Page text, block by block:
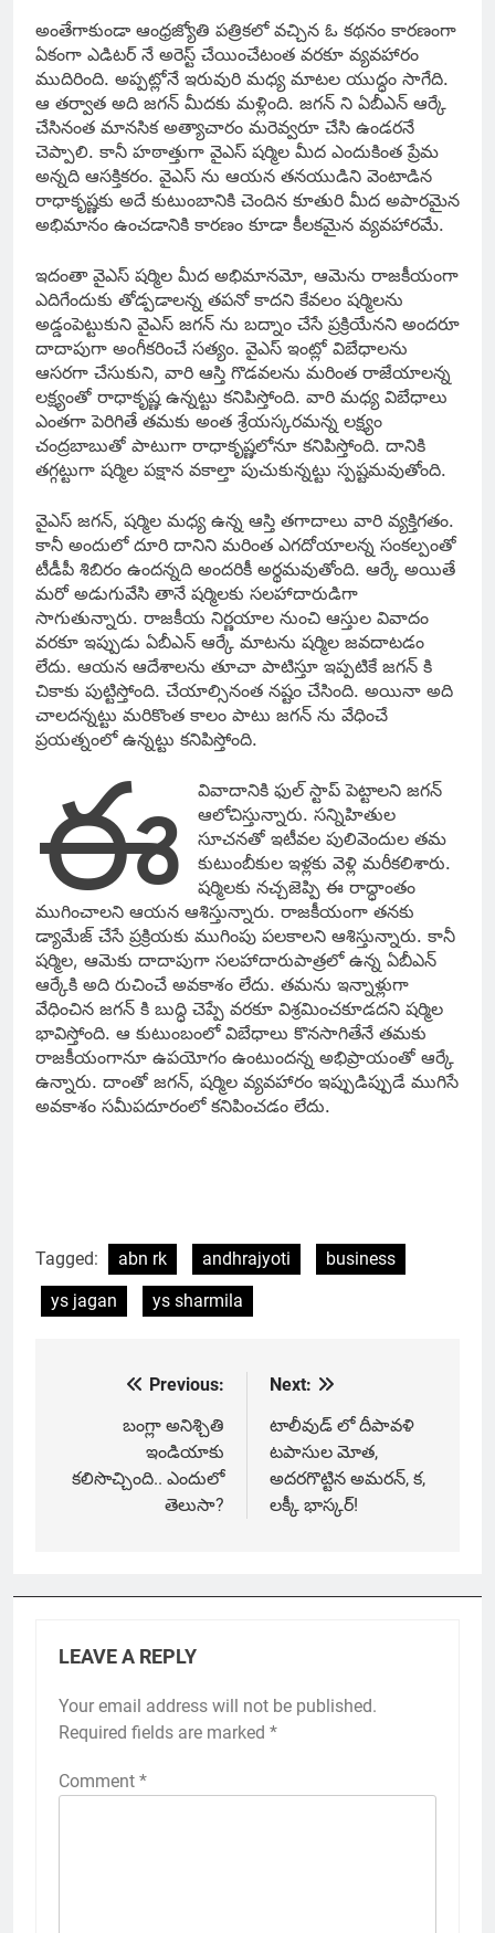
అంతేగాకుండా ఆంధ్రజ్యోతి పత్రికలో వచ్చిన ఓ కథనం కారణంగా
ఏకంగా ఎడిటర్ నే అరెస్ట్ చేయించేటంత వరకూ వ్యవహారం
ముదిరింది. అప్పట్లోనే ఇరువురి మధ్య మాటల యుద్ధం సాగేది.
ఆ తర్వాత అది జగన్ మీదకు మళ్లింది. జగన్ ని ఏబీఎన్ ఆర్కే
చేసినంత మానసిక అత్యాచారం మరెవ్వరూ చేసి ఉండరనే
చెప్పాలి. కానీ హఠాత్తుగా వైఎస్ షర్మిల మీద ఎందుకింత ప్రేమ
అన్నది ఆసక్తికరం. వైఎస్ ను ఆయన తనయుడిని వెంటాడిన
రాధాకృష్ణకు అదే కుటుంబానికి చెందిన కూతురి మీద అపారమైన
అభిమానం ఉంచడానికి కారణం కూడా కీలకమైన వ్యవహారమే.
ఇదంతా వైఎస్ షర్మిల మీద అభిమానమో, ఆమెను రాజకీయంగా
ఎదిగేందుకు తోడ్పడాలన్న తపనో కాదని కేవలం షర్మిలను
అడ్డంపెట్టుకుని వైఎస్ జగన్ ను బద్నాం చేసే ప్రక్రియేనని అందరూ
దాదాపుగా అంగీకరించే సత్యం. వైఎస్ ఇంట్లో విబేధాలను
ఆసరగా చేసుకుని, వారి ఆస్తి గొడవలను మరింత రాజేయాలన్న
లక్ష్యంతో రాధాకృష్ణ ఉన్నట్టు కనిపిస్తోంది. వారి మధ్య విబేధాలు
ఎంతగా పెరిగితే తమకు అంత శ్రేయస్కరమన్న లక్ష్యం
చంద్రబాబుతో పాటుగా రాధాకృష్ణలోనూ కనిపిస్తోంది. దానికి
తగ్గట్టుగా షర్మిల పక్షాన వకాల్తా పుచుకున్నట్టు స్పష్టమవుతోంది.
వైఎస్ జగన్, షర్మిల మధ్య ఉన్న ఆస్తి తగాదాలు వారి వ్యక్తిగతం.
కానీ అందులో దూరి దానిని మరింత ఎగదోయాలన్న సంకల్పంతో
టీడీపీ శిబిరం ఉందన్నది అందరికీ అర్థమవుతోంది. ఆర్కే అయితే
మరో అడుగువేసి తానే షర్మిలకు సలహాదారుడిగా
సాగుతున్నారు. రాజకీయ నిర్ణయాల నుంచి ఆస్తుల వివాదం
వరకూ ఇప్పుడు ఏబీఎన్ ఆర్కే మాటను షర్మిల జవదాటడం
లేదు. ఆయన ఆదేశాలను తూచా పాటిస్తూ ఇప్పటికే జగన్ కి
చికాకు పుట్టిస్తోంది. చేయాల్సినంత నష్టం చేసింది. అయినా అది
చాలదన్నట్టు మరికొంత కాలం పాటు జగన్ ను వేధించే
ప్రయత్నంలో ఉన్నట్టు కనిపిస్తోంది.
ఈ
వివాదానికి ఫుల్ స్టాప్ పెట్టాలని జగన్
ఆలోచిస్తున్నారు. సన్నిహితుల
సూచనతో ఇటీవల పులివెందుల తమ
కుటుంబీకుల ఇళ్లకు వెళ్లి మరీకలిశారు.
షర్మిలకు నచ్చజెప్పి ఈ రాద్ధాంతం
ముగించాలని ఆయన ఆశిస్తున్నారు. రాజకీయంగా తనకు
డ్యామేజ్ చేసే ప్రక్రియకు ముగింపు పలకాలని ఆశిస్తున్నారు. కానీ
షర్మిల, ఆమెకు దాదాపుగా సలహాదారుపాత్రలో ఉన్న ఏబీఎన్
ఆర్కేకి అది రుచించే అవకాశం లేదు. తమను ఇన్నాళ్లుగా
వేధించిన జగన్ కి బుద్ధి చెప్పే వరకూ విశ్రమించకూడదని షర్మిల
భావిస్తోంది. ఆ కుటుంబంలో విబేధాలు కొనసాగితేనే తమకు
రాజకీయంగానూ ఉపయోగం ఉంటుందన్న అభిప్రాయంతో ఆర్కే
ఉన్నారు. దాంతో జగన్, షర్మిల వ్యవహారం ఇప్పుడిప్పుడే ముగిసే
అవకాశం సమీపదూరంలో కనిపించడం లేదు.
Tagged: abn rk andhrajyoti
business
ys jagan
ys sharmila
navigation
Previous:
బంగ్లా అనిశ్చితి
ఇండియాకు
కలిసొచ్చింది.. ఎందులో
తెలుసా?
Next:
టాలీవుడ్ లో దీపావళి
టపాసుల మోత,
అదరగొట్టిన అమరన్, క,
లక్కీ భాస్కర్!
LEAVE A REPLY
Your email address will not be published.
Required fields are marked *
Comment *